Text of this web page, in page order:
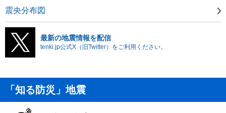
震央分布図
最新の地震情報を配信
tenki.jp公式X（旧Twitter）をご利用ください。
「知る防災」地震